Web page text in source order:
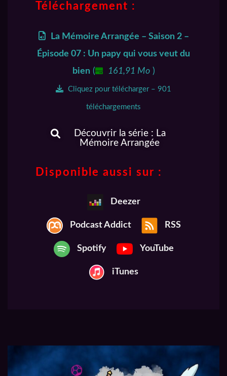
Téléchargement :
La Mémoire Arrangée – Saison 2 –
Épisode 07 : Un papy qui vous veut du
bien ( 161,91 Mo )
Cliquez pour télécharger – 901
téléchargements
Découvrir la série : La
Mémoire Arrangée
Disponible aussi sur :
Deezer
Podcast Addict RSS
Spotify YouTube
iTunes